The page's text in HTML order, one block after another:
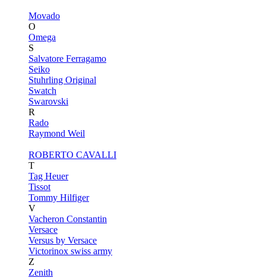
Movado
O
Omega
S
Salvatore Ferragamo
Seiko
Stuhrling Original
Swatch
Swarovski
R
Rado
Raymond Weil
ROBERTO CAVALLI
T
Tag Heuer
Tissot
Tommy Hilfiger
V
Vacheron Constantin
Versace
Versus by Versace
Victorinox swiss army
Z
Zenith